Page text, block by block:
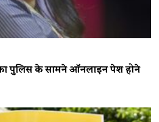
का पुलिस के सामने ऑनलाइन पेश होने